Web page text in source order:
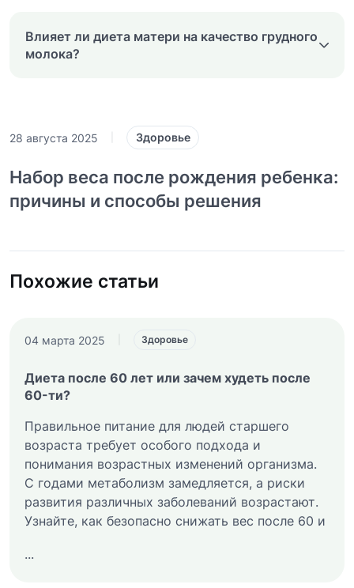
Влияет ли диета матери на качество грудного
молока?
28 августа 2025 Здоровье
Набор веса после рождения ребенка:
причины и способы решения
Похожие статьи
04 марта 2025 Здоровье
Диета после 60 лет или зачем худеть после
60-ти?
Правильное питание для людей старшего
возраста требует особого подхода и
понимания возрастных изменений организма.
С годами метаболизм замедляется, а риски
развития различных заболеваний возрастают.
Узнайте, как безопасно снижать вес после 60 и
...